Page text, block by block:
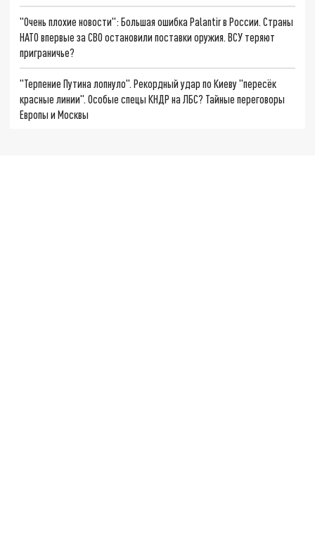
"Очень плохие новости": Большая ошибка Palantir в России. Страны
НАТО впервые за СВО остановили поставки оружия. ВСУ теряют
приграничье?
"Терпение Путина лопнуло". Рекордный удар по Киеву "пересёк
красные линии". Особые спецы КНДР на ЛБС? Тайные переговоры
Европы и Москвы